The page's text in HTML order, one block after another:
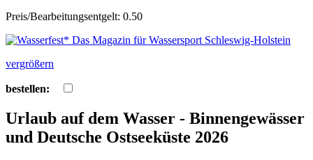
Preis/Bearbeitungsentgelt: 0.50
vergrößern
bestellen:
Urlaub auf dem Wasser - Binnengewässer
und Deutsche Ostseeküste 2026